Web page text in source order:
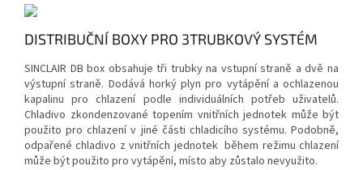
DISTRIBUČNÍ BOXY PRO 3TRUBKOVÝ SYSTÉM
SINCLAIR DB box obsahuje tři trubky na vstupní straně a dvě na
výstupní straně. Dodává horký plyn pro vytápění a ochlazenou
kapalinu pro chlazení podle individuálních potřeb uživatelů.
Chladivo zkondenzované topením vnitřních jednotek může být
použito pro chlazení v jiné části chladicího systému. Podobně,
odpařené chladivo z vnitřních jednotek během režimu chlazení
může být použito pro vytápění, místo aby zůstalo nevyužito.